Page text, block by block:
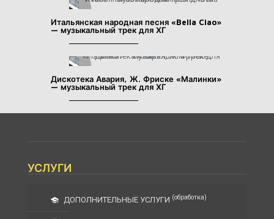
Итальянская народная песня «Bella Ciao»
— музыкальный трек для ХГ
Дискотека Авария, Ж. Фриске «Малинки»
— музыкальный трек для ХГ
УСЛУГИ
ДОПОЛНИТЕЛЬНЫЕ УСЛУГИ (обработка)